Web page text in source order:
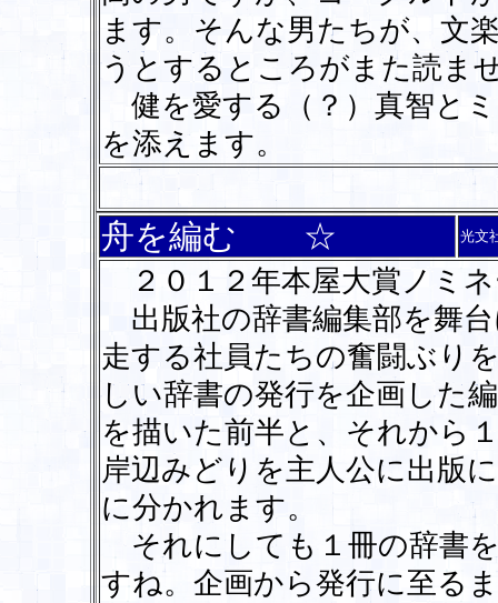
ます。そんな男たちが、文
うとするところがまた読ま
健を愛する（？）真智と
を添えます。
舟を編む ☆ 光文
２０１２年本屋大賞ノミ
出版社の辞書編集部を舞
走する社員たちの奮闘ぶり
しい辞書の発行を企画した
を描いた前半と、それから
岸辺みどりを主人公に出版
に分かれます。
それにしても１冊の辞書
すね。企画から発行に至る